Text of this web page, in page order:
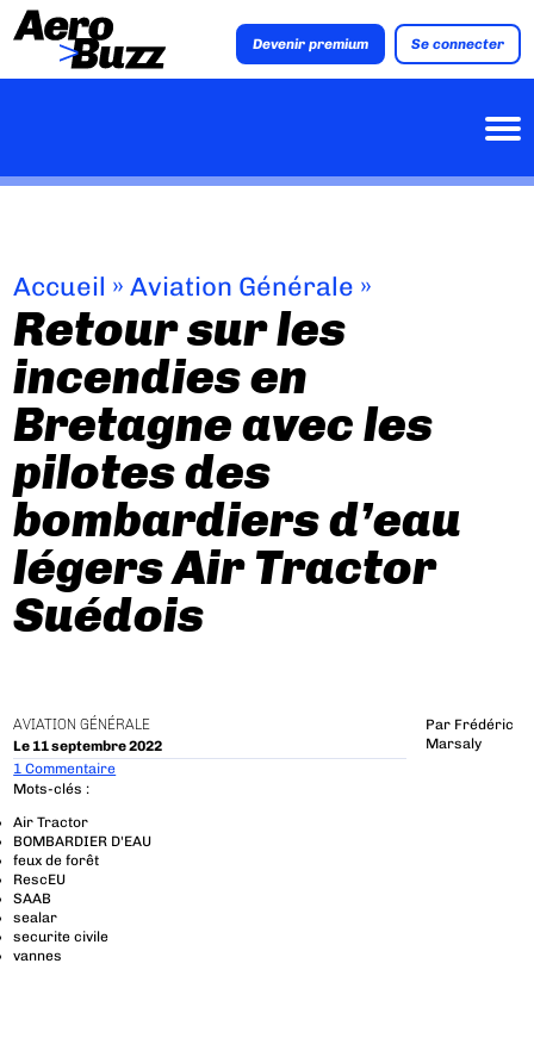
Devenir premium Se connecter
Accueil »Aviation Générale »
Retour sur les
incendies en
Bretagne avec les
pilotes des
bombardiers d’eau
légers Air Tractor
Suédois
AVIATION GÉNÉRALE
Le 11 septembre 2022
Par Frédéric
Marsaly
1 Commentaire
Mots-clés :
Air Tractor
BOMBARDIER D'EAU
feux de forêt
RescEU
SAAB
sealar
securite civile
vannes